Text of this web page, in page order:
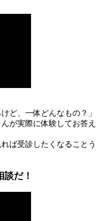
ど、一体どんなもの？」
が実際に体験してお答え
ば受診したくなることう